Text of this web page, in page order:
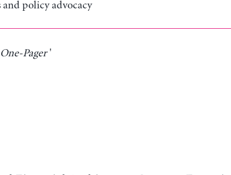
policy advocacy
One-Pager'